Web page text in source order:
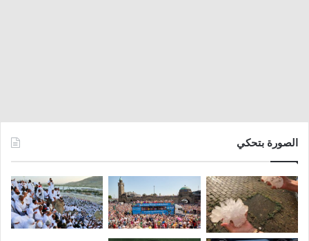
الصورة بتحكي